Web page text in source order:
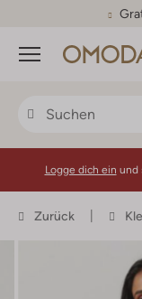
Menü
Logge dich ein und
Zurück